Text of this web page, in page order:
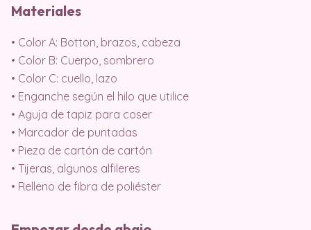
Materiales
• Color A: Botton, brazos, cabeza
• Color B: Cuerpo, sombrero
• Color C: cuello, lazo
• Enganche según el hilo que utilice
• Aguja de tapiz para coser
• Marcador de puntadas
• Pieza de cartón de cartón
• Tijeras, algunos alfileres
• Relleno de fibra de poliéster